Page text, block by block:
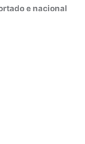
e nacional